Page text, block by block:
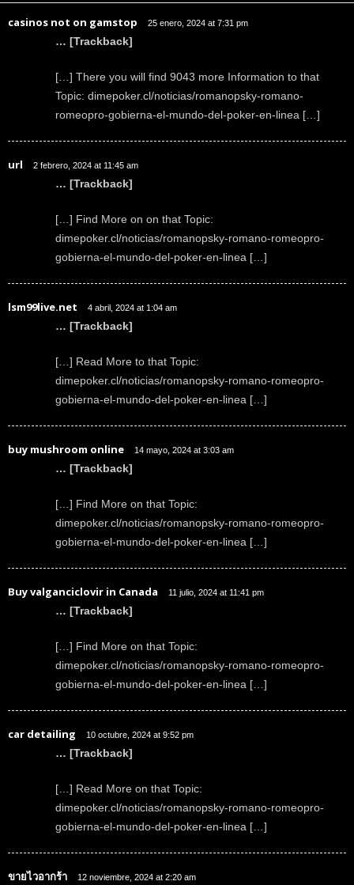
casinos not on gamstop 25 enero, 2024 at 7:31 pm
… [Trackback]
[…] There you will find 9043 more Information to that
Topic: dimepoker.cl/noticias/romanopsky-romano-
romeopro-gobierna-el-mundo-del-poker-en-linea […]
url 2 febrero, 2024 at 11:45 am
… [Trackback]
[…] Find More on on that Topic:
dimepoker.cl/noticias/romanopsky-romano-romeopro-
gobierna-el-mundo-del-poker-en-linea […]
lsm99live.net 4 abril, 2024 at 1:04 am
… [Trackback]
[…] Read More to that Topic:
dimepoker.cl/noticias/romanopsky-romano-romeopro-
gobierna-el-mundo-del-poker-en-linea […]
buy mushroom online 14 mayo, 2024 at 3:03 am
… [Trackback]
[…] Find More on that Topic:
dimepoker.cl/noticias/romanopsky-romano-romeopro-
gobierna-el-mundo-del-poker-en-linea […]
Buy valganciclovir in Canada 11 julio, 2024 at 11:41 pm
… [Trackback]
[…] Find More on that Topic:
dimepoker.cl/noticias/romanopsky-romano-romeopro-
gobierna-el-mundo-del-poker-en-linea […]
car detailing 10 octubre, 2024 at 9:52 pm
… [Trackback]
[…] Read More on that Topic:
dimepoker.cl/noticias/romanopsky-romano-romeopro-
gobierna-el-mundo-del-poker-en-linea […]
ขายไวอากร้า 12 noviembre, 2024 at 2:20 am